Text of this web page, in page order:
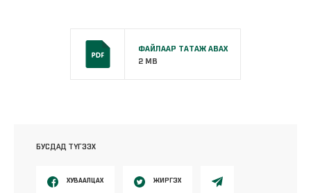
ФАЙЛААР ТАТАЖ АВАХ
2 MB
БУСДАД ТҮГЭЭХ
ХУВААЛЦАХ ЖИРГЭХ